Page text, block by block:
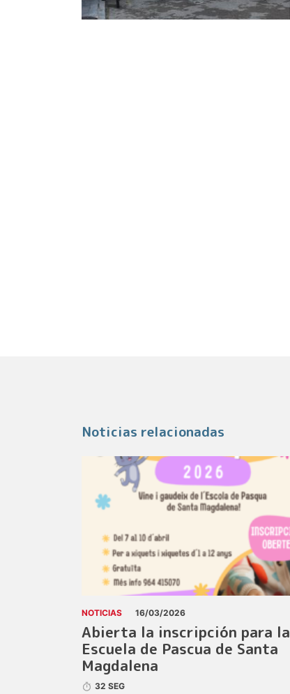
Noticias relacionadas
NOTICIAS 16/03/2026
Abierta la inscripción para la
Escuela de Pascua de Santa
Magdalena
32 SEG